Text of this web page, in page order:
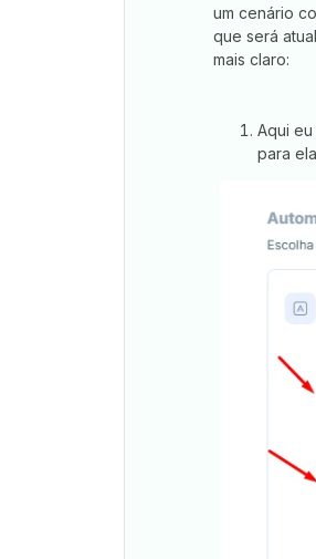
um cenário
que será
mais claro:
Aqui
para